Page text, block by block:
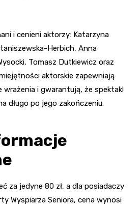
i cenieni aktorzy: Katarzyna
Herbich, Anna
Tomasz Dutkiewicz oraz
aktorskie zapewniają
wrażenia i gwarantują, że spektakl
długo po jego zakończeniu.
za jedyne 80 zł, a dla posiadaczy
Wyspiarza Seniora, cena wynosi